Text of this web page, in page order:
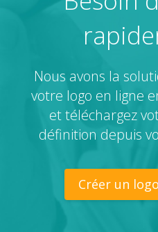
Idées de logos
Produits imprimés
À propos
Blog
SE
Nous avons la
votre logo en ligne
et téléchargez
définition depuis
Créer un